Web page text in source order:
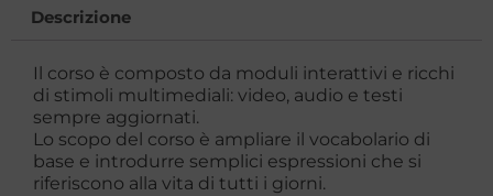
Descrizione
Il corso è composto da moduli interattivi e ricchi
di stimoli multimediali: video, audio e testi
sempre aggiornati.
Lo scopo del corso è ampliare il vocabolario di
base e introdurre semplici espressioni che si
riferiscono alla vita di tutti i giorni.